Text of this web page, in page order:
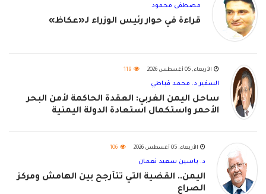
مصطفى محمود
قراءة في حوار رئيس الوزراء لـ«عكاظ»
الأربعاء, 05 أغسطس 2026 119
السفير د. محمد قباطي
ساحل اليمن الغربي: العقدة الحاكمة لأمن البحر
الأحمر واستكمال استعادة الدولة اليمنية
الأربعاء, 05 أغسطس 2026 106
د. ياسين سعيد نعمان
اليمن.. القضية التي تتأرجح بين الهامش ومركز
الصراع